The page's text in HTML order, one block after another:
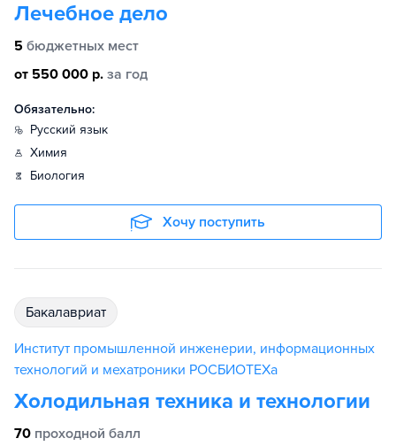
Лечебное дело
5 бюджетных мест
от 550 000 р. за год
Обязательно:
русский язык
химия
биология
Хочу поступить
бакалавриат
Институт промышленной инженерии, информационных
технологий и мехатроники РОСБИОТЕХа
Холодильная техника и технологии
70 проходной балл